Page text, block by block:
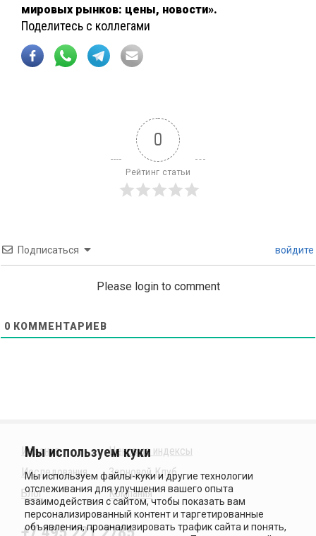
мировых рынков: цены, новости».
Поделитесь с коллегами
0
Рейтинг статьи
Подписаться войдите
Please login to comment
0 КОММЕНТАРИЕВ
Издания
Исследования
Блог
Ценовые индексы
Зерновой Клуб
Компания